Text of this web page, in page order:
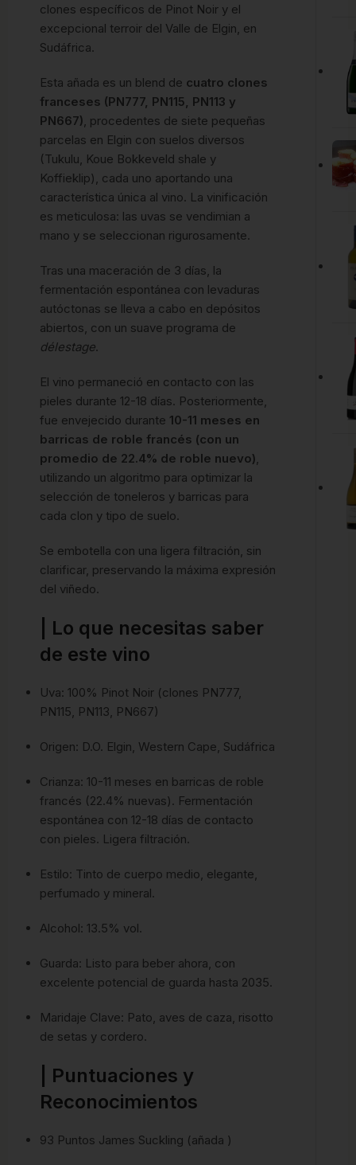
clones específicos de Pinot Noir y el
excepcional terroir del Valle de Elgin, en
Sudáfrica.
Esta añada es un blend de cuatro clones
franceses (PN777, PN115, PN113 y
PN667), procedentes de siete pequeñas
parcelas en Elgin con suelos diversos
(Tukulu, Koue Bokkeveld shale y
Koffieklip), cada uno aportando una
característica única al vino. La vinificación
es meticulosa: las uvas se vendimian a
mano y se seleccionan rigurosamente.
Tras una maceración de 3 días, la
fermentación espontánea con levaduras
autóctonas se lleva a cabo en depósitos
abiertos, con un suave programa de
délestage.
El vino permaneció en contacto con las
pieles durante 12-18 días. Posteriormente,
fue envejecido durante 10-11 meses en
barricas de roble francés (con un
promedio de 22.4% de roble nuevo),
utilizando un algoritmo para optimizar la
selección de toneleros y barricas para
cada clon y tipo de suelo.
Se embotella con una ligera filtración, sin
clarificar, preservando la máxima expresión
del viñedo.
| Lo que necesitas saber
de este vino
Uva: 100% Pinot Noir (clones PN777,
PN115, PN113, PN667)
Origen: D.O. Elgin, Western Cape, Sudáfrica
Crianza: 10-11 meses en barricas de roble
francés (22.4% nuevas). Fermentación
espontánea con 12-18 días de contacto
con pieles. Ligera filtración.
Estilo: Tinto de cuerpo medio, elegante,
perfumado y mineral.
Alcohol: 13.5% vol.
Guarda: Listo para beber ahora, con
excelente potencial de guarda hasta 2035.
Maridaje Clave: Pato, aves de caza, risotto
de setas y cordero.
| Puntuaciones y
Reconocimientos
93 Puntos James Suckling (añada )